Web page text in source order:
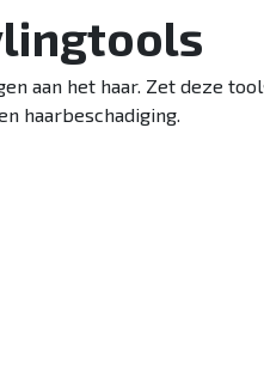
aan het haar. Zet deze
haarbeschadiging.